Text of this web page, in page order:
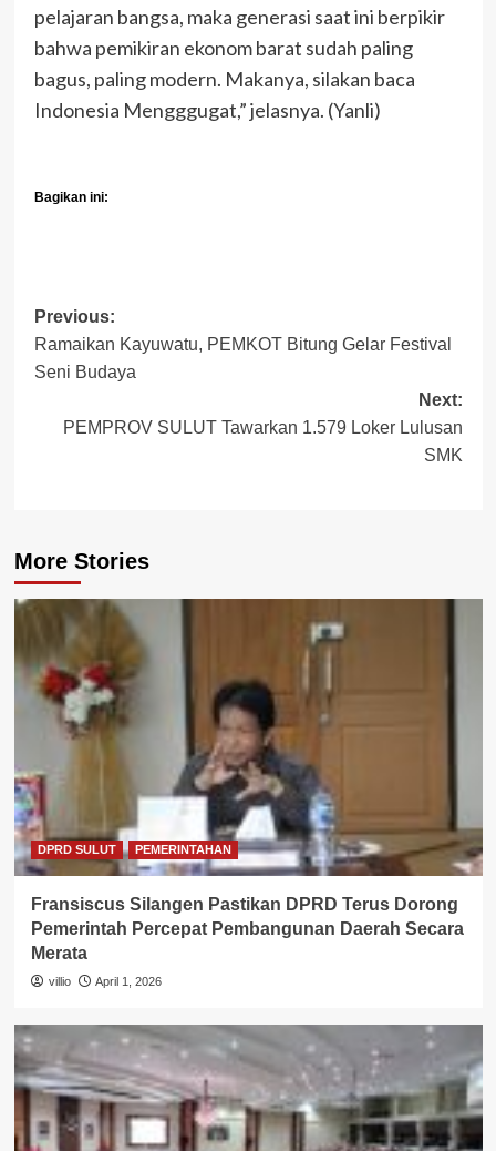
pelajaran bangsa, maka generasi saat ini berpikir
bahwa pemikiran ekonom barat sudah paling
bagus, paling modern. Makanya, silakan baca
Indonesia Mengggugat,” jelasnya. (Yanli)
Bagikan ini:
Post
navigation
Previous:
Ramaikan Kayuwatu, PEMKOT Bitung Gelar Festival
Seni Budaya
Next:
PEMPROV SULUT Tawarkan 1.579 Loker Lulusan
SMK
More Stories
DPRD SULUT PEMERINTAHAN
Fransiscus Silangen Pastikan DPRD Terus Dorong
Pemerintah Percepat Pembangunan Daerah Secara
Merata
villio April 1, 2026